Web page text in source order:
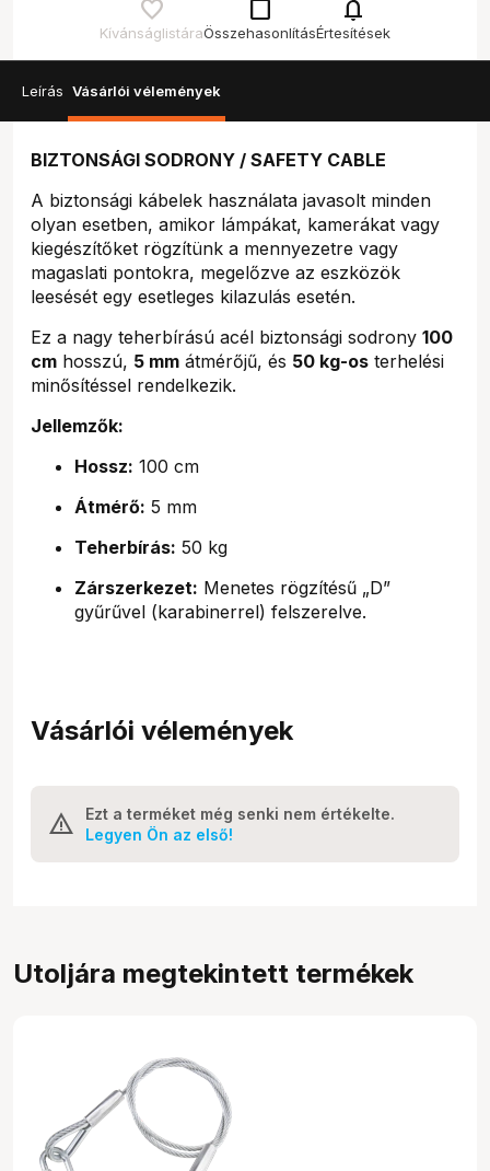
Kívánságlistára
check_box_outline_blank
Összehasonlítás
notifications
Értesítések
Leírás Vásárlói vélemények
BIZTONSÁGI SODRONY / SAFETY CABLE
A biztonsági kábelek használata javasolt minden
olyan esetben, amikor lámpákat, kamerákat vagy
kiegészítőket rögzítünk a mennyezetre vagy
magaslati pontokra, megelőzve az eszközök
leesését egy esetleges kilazulás esetén.
Ez a nagy teherbírású acél biztonsági sodrony 100
cm hosszú, 5 mm átmérőjű, és 50 kg-os terhelési
minősítéssel rendelkezik.
Jellemzők:
Hossz: 100 cm
Átmérő: 5 mm
Teherbírás: 50 kg
Zárszerkezet: Menetes rögzítésű „D”
gyűrűvel (karabinerrel) felszerelve.
Vásárlói vélemények
Ezt a terméket még senki nem értékelte.
Legyen Ön az első!
Utoljára megtekintett termékek